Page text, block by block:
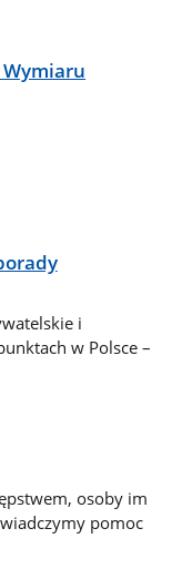
Wymiaru
i
w Polsce –
osoby im
pomoc